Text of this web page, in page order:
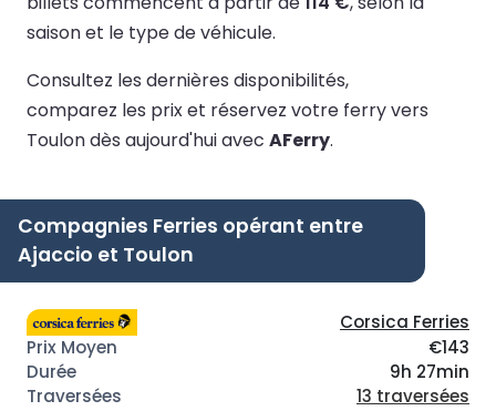
saison et le type de véhicule.
Consultez les dernières disponibilités,
comparez les prix et réservez votre ferry vers
Toulon dès aujourd'hui avec AFerry.
Compagnies Ferries opérant entre
Ajaccio et Toulon
Corsica Ferries
€143
9h 27min
13 traversées